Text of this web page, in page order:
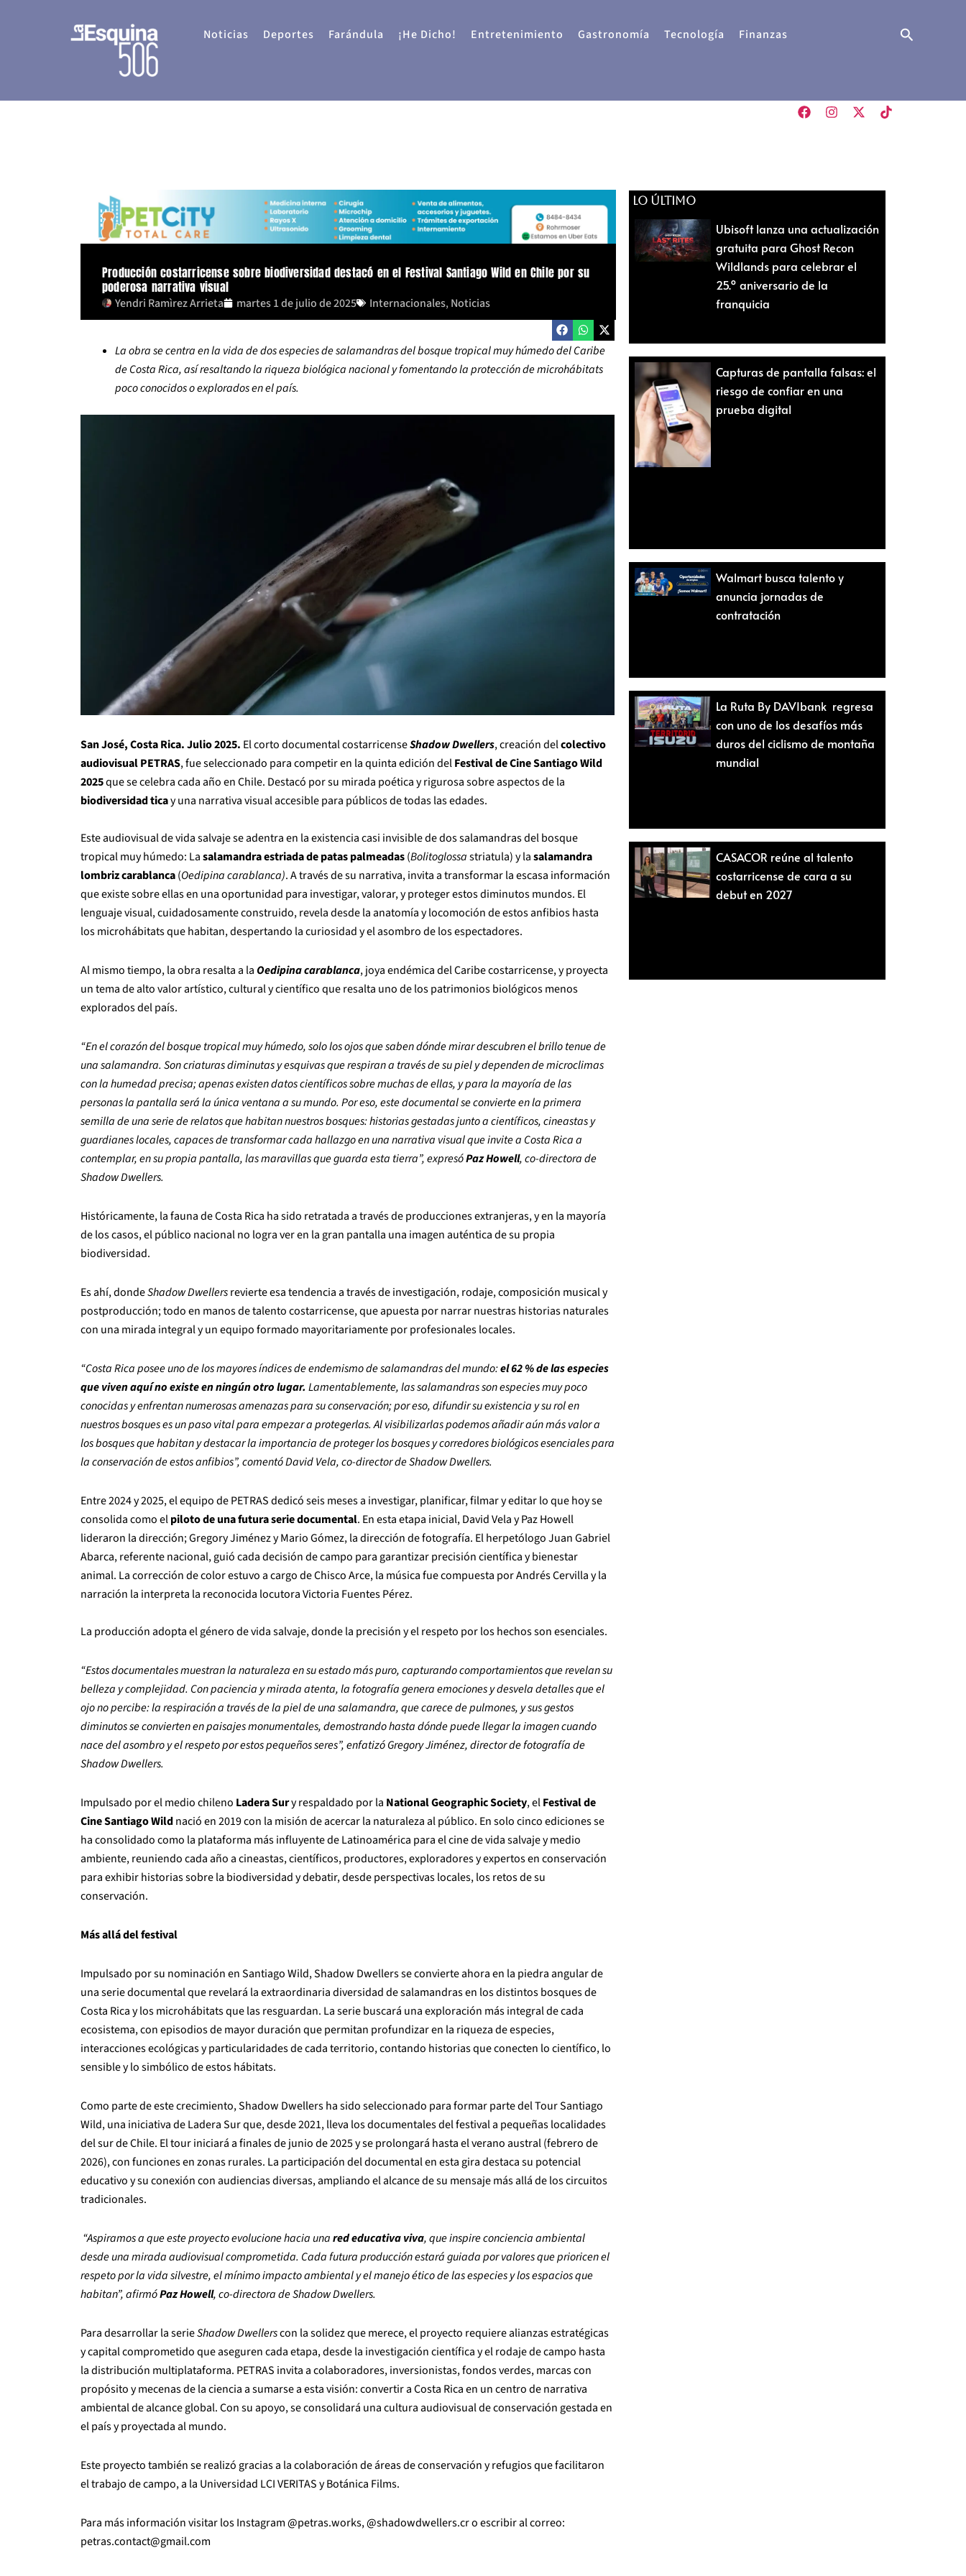
Noticias Deportes Farándula ¡He Dicho! Entretenimiento Gastronomía Tecnología Finanzas Buscar
Producción costarricense sobre biodiversidad destacó en el Festival Santiago Wild en Chile por su
poderosa narrativa visual
Yendri Ramìrez Arrieta martes 1 de julio de 2025 Internacionales,Noticias
La obra se centra en la vida de dos especies de salamandras del bosque tropical muy húmedo del Caribe
de Costa Rica, así resaltando la riqueza biológica nacional y fomentando la protección de microhábitats
poco conocidos o explorados en el país.
San José, Costa Rica. Julio 2025. El corto documental costarricenseShadow Dwellers, creación delcolectivo
audiovisual PETRAS, fue seleccionado para competir en la quinta edición delFestival de Cine Santiago Wild
2025que se celebra cada año en Chile. Destacó por su mirada poética y rigurosa sobre aspectos de la
biodiversidad ticay una narrativa visual accesible para públicos de todas las edades.
Este audiovisual de vida salvaje se adentra en la existencia casi invisible de dos salamandras del bosque
tropical muy húmedo: Lasalamandra estriada de patas palmeadas(Bolitoglossastriatula) y lasalamandra
lombriz carablanca(Oedipina carablanca). A través de su narrativa, invita a transformar la escasa información
que existe sobre ellas en una oportunidad para investigar, valorar, y proteger estos diminutos mundos. El
lenguaje visual, cuidadosamente construido, revela desde la anatomía y locomoción de estos anfibios hasta
los microhábitats que habitan, despertando la curiosidad y el asombro de los espectadores.
Al mismo tiempo, la obra resalta a la Oedipina carablanca, joya endémica del Caribe costarricense, y proyecta
un tema de alto valor artístico, cultural y científico que resalta uno de los patrimonios biológicos menos
explorados del país.
“En el corazón del bosque tropical muy húmedo, solo los ojos que saben dónde mirar descubren el brillo tenue de
una salamandra. Son criaturas diminutas y esquivas que respiran a través de su piel y dependen de microclimas
con la humedad precisa; apenas existen datos científicos sobre muchas de ellas, y para la mayoría de las
personas la pantalla será la única ventana a su mundo. Por eso, este documental se convierte en la primera
semilla de una serie de relatos que habitan nuestros bosques: historias gestadas junto a científicos, cineastas y
guardianes locales, capaces de transformar cada hallazgo en una narrativa visual que invite a Costa Rica a
contemplar, en su propia pantalla, las maravillas que guarda esta tierra”, expresóPaz Howell, co-directora de
Shadow Dwellers.
Históricamente, la fauna de Costa Rica ha sido retratada a través de producciones extranjeras, y en la mayoría
de los casos, el público nacional no logra ver en la gran pantalla una imagen auténtica de su propia
biodiversidad.
Es ahí, dondeShadow Dwellersrevierte esa tendencia a través de investigación, rodaje, composición musical y
postproducción; todo en manos de talento costarricense, que apuesta por narrar nuestras historias naturales
con una mirada integral y un equipo formado mayoritariamente por profesionales locales.
“Costa Rica posee uno de los mayores índices de endemismo de salamandras del mundo:el 62 % de las especies
que viven aquí no existe en ningún otro lugar. Lamentablemente, las salamandras son especies muy poco
conocidas y enfrentan numerosas amenazas para su conservación; por eso, difundir su existencia y su rol en
nuestros bosques es un paso vital para empezar a protegerlas. Al visibilizarlas podemos añadir aún más valor a
los bosques que habitan y destacar la importancia de proteger los bosques y corredores biológicos esenciales para
la conservación de estos anfibios”, comentó David Vela, co-director de Shadow Dwellers.
Entre 2024 y 2025, el equipo de PETRAS dedicó seis meses a investigar, planificar, filmar y editar lo que hoy se
consolida como elpiloto de una futura serie documental. En esta etapa inicial, David Vela y Paz Howell
lideraron la dirección; Gregory Jiménez y Mario Gómez, la dirección de fotografía. El herpetólogo Juan Gabriel
Abarca, referente nacional, guió cada decisión de campo para garantizar precisión científica y bienestar
animal. La corrección de color estuvo a cargo de Chisco Arce, la música fue compuesta por Andrés Cervilla y la
narración la interpreta la reconocida locutora Victoria Fuentes Pérez.
La producción adopta el género de vida salvaje, donde la precisión y el respeto por los hechos son esenciales.
“Estos documentales muestran la naturaleza en su estado más puro, capturando comportamientos que revelan su
belleza y complejidad. Con paciencia y mirada atenta, la fotografía genera emociones y desvela detalles que el
ojo no percibe: la respiración a través de la piel de una salamandra, que carece de pulmones, y sus gestos
diminutos se convierten en paisajes monumentales, demostrando hasta dónde puede llegar la imagen cuando
nace del asombro y el respeto por estos pequeños seres”, enfatizó Gregory Jiménez, director de fotografía de
Shadow Dwellers.
Impulsado por el medio chileno Ladera Sury respaldado por la National Geographic Society, elFestival de
Cine Santiago Wildnació en 2019 con la misión de acercar la naturaleza al público. En solo cinco ediciones se
ha consolidado como la plataforma más influyente de Latinoamérica para el cine de vida salvaje y medio
ambiente, reuniendo cada año a cineastas, científicos, productores, exploradores y expertos en conservación
para exhibir historias sobre la biodiversidad y debatir, desde perspectivas locales, los retos de su
conservación.
Más allá del festival
Impulsado por su nominación en Santiago Wild, Shadow Dwellers se convierte ahora en la piedra angular de
una serie documental que revelará la extraordinaria diversidad de salamandras en los distintos bosques de
Costa Rica y los microhábitats que las resguardan. La serie buscará una exploración más integral de cada
ecosistema, con episodios de mayor duración que permitan profundizar en la riqueza de especies,
interacciones ecológicas y particularidades de cada territorio, contando historias que conecten lo científico, lo
sensible y lo simbólico de estos hábitats.
Como parte de este crecimiento, Shadow Dwellers ha sido seleccionado para formar parte del Tour Santiago
Wild, una iniciativa de Ladera Sur que, desde 2021, lleva los documentales del festival a pequeñas localidades
del sur de Chile. El tour iniciará a finales de junio de 2025 y se prolongará hasta el verano austral (febrero de
2026), con funciones en zonas rurales. La participación del documental en esta gira destaca su potencial
educativo y su conexión con audiencias diversas, ampliando el alcance de su mensaje más allá de los circuitos
tradicionales.
“Aspiramos a que este proyecto evolucione hacia unared educativa viva, que inspire conciencia ambiental
desde una mirada audiovisual comprometida. Cada futura producción estará guiada por valores que prioricen el
respeto por la vida silvestre, el mínimo impacto ambiental y el manejo ético de las especies y los espacios que
habitan”, afirmóPaz Howell, co-directora de Shadow Dwellers.
Para desarrollar la serieShadow Dwellerscon la solidez que merece, el proyecto requiere alianzas estratégicas
y capital comprometido que aseguren cada etapa, desde la investigación científica y el rodaje de campo hasta
la distribución multiplataforma. PETRAS invita a colaboradores, inversionistas, fondos verdes, marcas con
propósito y mecenas de la ciencia a sumarse a esta visión: convertir a Costa Rica en un centro de narrativa
ambiental de alcance global. Con su apoyo, se consolidará una cultura audiovisual de conservación gestada en
el país y proyectada al mundo.
Este proyecto también se realizó gracias a la colaboración de áreas de conservación y refugios que facilitaron
el trabajo de campo, a la Universidad LCI VERITAS y Botánica Films.
Para más información visitar los Instagram @petras.works, @shadowdwellers.cr o escribir al correo:
petras.contact@gmail.com
LO ÚLTIMO
Ubisoft lanza una actualización
gratuita para Ghost Recon
Wildlands para celebrar el
25.º aniversario de la
franquicia
Capturas de pantalla falsas: el
riesgo de confiar en una
prueba digital
Walmart busca talento y
anuncia jornadas de
contratación
La Ruta By DAVIbank regresa
con uno de los desafíos más
duros del ciclismo de montaña
mundial
CASACOR reúne al talento
costarricense de cara a su
debut en 2027